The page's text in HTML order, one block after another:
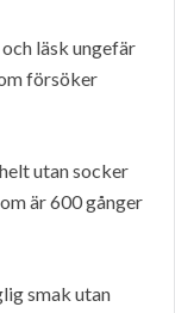
läsk ungefär
försöker
utan socker
är 600 gånger
smak utan